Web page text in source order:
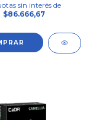
sin interés de
$86.666,67